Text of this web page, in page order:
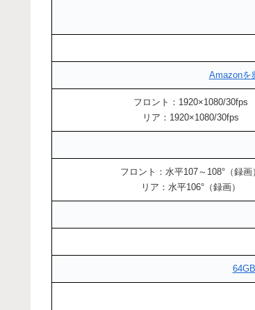
Amazonを
フロント：1920×1080/30fps
リア：1920×1080/30fps
フロント：水平107～108°（録画
リア：水平106°（録画）